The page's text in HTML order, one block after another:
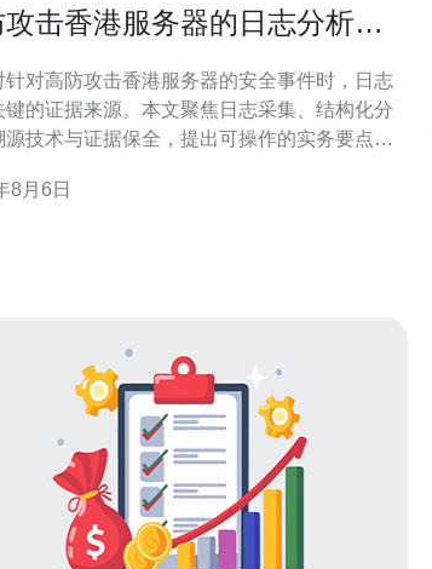
击香港服务器的日志分析与
针对高防攻击香港服务器的安全事件时，日志
键的证据来源。本文聚焦日志采集、结构化分
源技术与证据保全，提出可操作的实务要点，
建 构建可审计的日志体系，是高防
8月6日